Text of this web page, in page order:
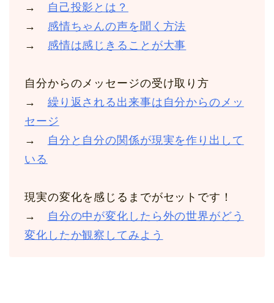
→
自己投影とは？
→ 感情ちゃんの声を聞く方法
→ 感情は感じきることが大事
自分からのメッセージの受け取り方
→ 繰り返される出来事は自分からのメッ
セージ
→
自分と自分の関係が現実を作り出して
いる
現実の変化を感じるまでがセットです！
→
自分の中が変化したら外の世界がどう
変化したか観察してみよう